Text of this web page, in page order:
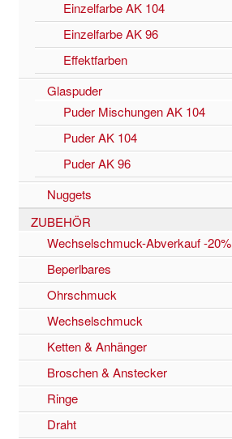
Einzelfarbe AK 104
Einzelfarbe AK 96
Effektfarben
Glaspuder
Puder Mischungen AK 104
Puder AK 104
Puder AK 96
Nuggets
ZUBEHÖR
Wechselschmuck-Abverkauf -20%
Beperlbares
Ohrschmuck
Wechselschmuck
Ketten & Anhänger
Broschen & Anstecker
Ringe
Draht